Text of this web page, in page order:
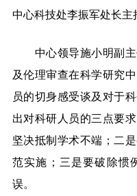
中心科技处李振军处长主
中心领导施小明副
及伦理审查在科学研究
员的切身感受谈及对于
出对科研人员的三点要
坚决抵制学术不端；二
范实施；三是要破除惯
误。